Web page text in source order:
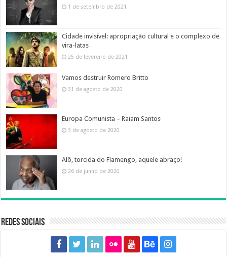
1 de setembro de 2021
Cidade invisível: apropriação cultural e o complexo de
vira-latas
25 de fevereiro de 2021
Vamos destruir Romero Britto
31 de agosto de 2020
Europa Comunista – Raiam Santos
3 de agosto de 2020
Alô, torcida do Flamengo, aquele abraço!
26 de junho de 2020
Redes sociais